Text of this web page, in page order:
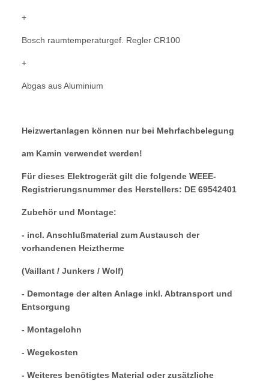
+
Bosch raumtemperaturgef. Regler CR100
+
Abgas aus Aluminium
Heizwertanlagen können nur bei Mehrfachbelegung
am Kamin verwendet werden!
Für dieses Elektrogerät gilt die folgende WEEE-
Registrierungsnummer des Herstellers: DE 69542401
Zubehör und Montage:
- incl. Anschlußmaterial zum Austausch der
vorhandenen Heiztherme
(Vaillant / Junkers / Wolf)
- Demontage der alten Anlage inkl. Abtransport und
Entsorgung
- Montagelohn
- Wegekosten
- Weiteres benötigtes Material oder zusätzliche